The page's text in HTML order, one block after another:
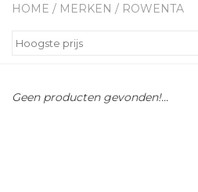
HOME / MERKEN / ROWENTA
Geen producten gevonden!...